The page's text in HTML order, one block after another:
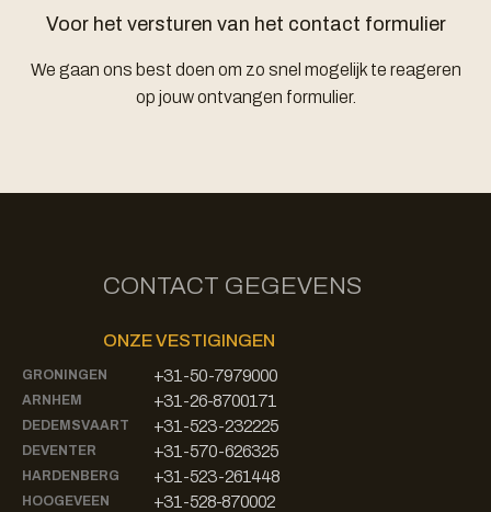
Voor het versturen van het contact formulier
We gaan ons best doen om zo snel mogelijk te reageren
op jouw ontvangen formulier.
CONTACT GEGEVENS
ONZE VESTIGINGEN
GRONINGEN +31-50-7979000
ARNHEM +31-26-8700171
DEDEMSVAART +31-523-232225
DEVENTER +31-570-626325
HARDENBERG +31-523-261448
HOOGEVEEN +31-528-870002